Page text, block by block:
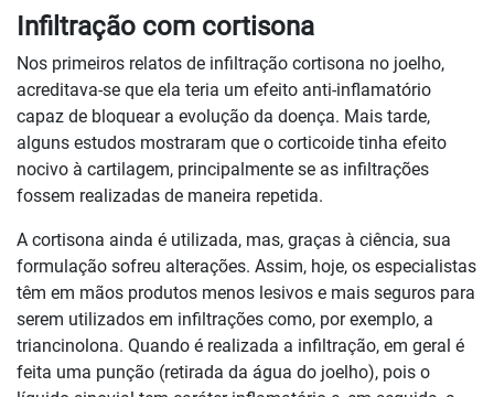
Infiltração com cortisona
Nos primeiros relatos de infiltração cortisona no joelho,
acreditava-se que ela teria um efeito anti-inflamatório
capaz de bloquear a evolução da doença. Mais tarde,
alguns estudos mostraram que o corticoide tinha efeito
nocivo à cartilagem, principalmente se as infiltrações
fossem realizadas de maneira repetida.
A cortisona ainda é utilizada, mas, graças à ciência, sua
formulação sofreu alterações. Assim, hoje, os especialistas
têm em mãos produtos menos lesivos e mais seguros para
serem utilizados em infiltrações como, por exemplo, a
triancinolona. Quando é realizada a infiltração, em geral é
feita uma punção (retirada da água do joelho), pois o